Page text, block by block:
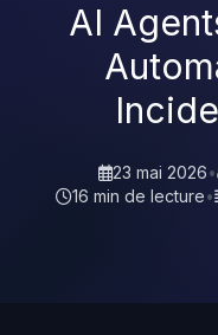
AI
23 mai 2026•
16 min de lecture•